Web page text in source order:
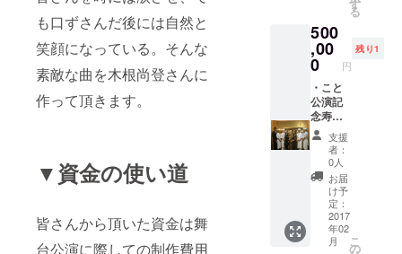
も口ずさんだ後には自然と
笑顔になっている。そんな
素敵な曲を木根尚登さんに
作って頂きます。
▼資金の使い道
皆さんから頂いた資金は舞
台公演に際しての制作費用
本公演
チケッ
ト１０
枚（Ｓ
席） ・
出演者
全員の
集合写
真 ・お
礼メッ
セージ
で開
催。 ・
関係者
プレ
ビュー
ご招待
（５名
様ま
で） ・
栄蔵寿
司１０
人前 ・
先行予
約権付
本公演
チケッ
す
る
500
,00
0 円
残り1
・こと
公演記
念寿司
賞味会
（出演
者とカ
ウン
ターで
握り体
験）ペ
ア参
加、 ※
支援
者：
0人
お届
け予
定：
2017
年02
月
こ
の